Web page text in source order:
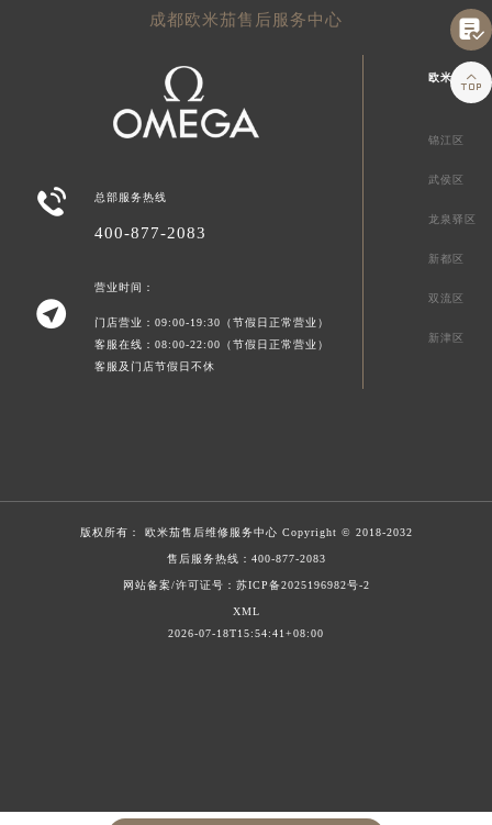
成都欧米茄售后服务中心
 总部服务热线
400-877-2083

营业时间：
门店营业：09:00-19:30（节假日正常营业）
客服在线：08:00-22:00（节假日正常营业）
客服及门店节假日不休
欧米茄成都
锦江区
武侯区
龙泉驿区
新都区
双流区
新津区
版权所有： 欧米茄售后维修服务中心 Copyright © 2018-2032
售后服务热线： 400-877-2083
网站备案/许可证号：苏ICP备2025196982号-2
XML
2026-07-18T15:54:41+08:00

